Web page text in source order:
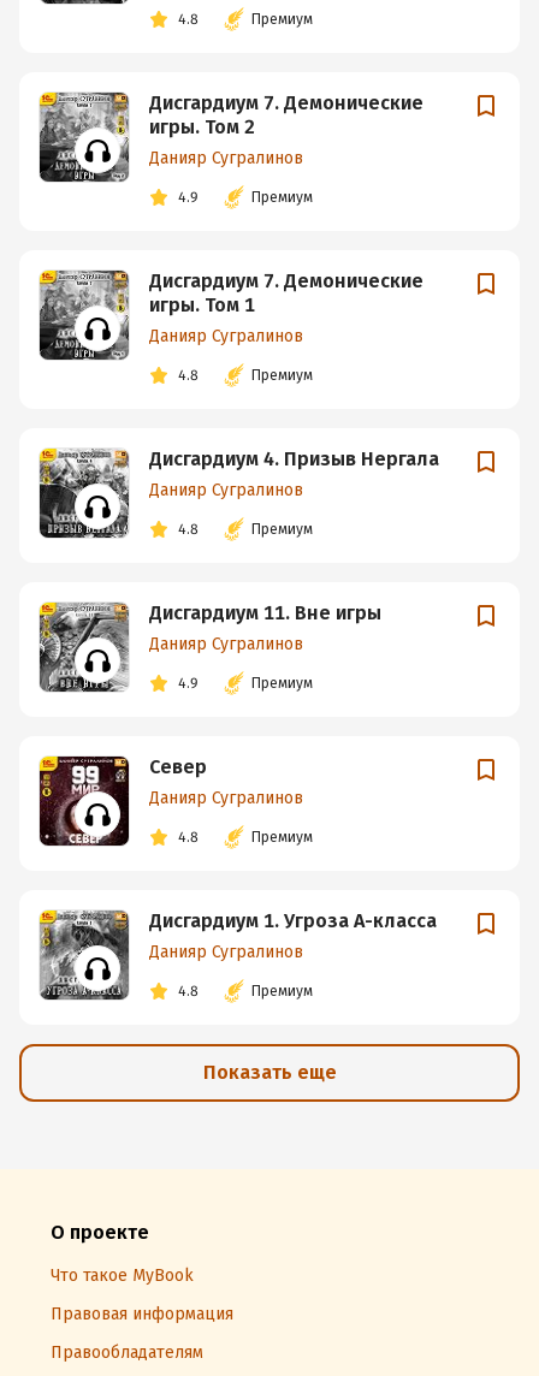
4.8 Премиум
Дисгардиум 7. Демонические
игры. Том 2
Данияр Сугралинов
4.9 Премиум
Дисгардиум 7. Демонические
игры. Том 1
Данияр Сугралинов
4.8 Премиум
Дисгардиум 4. Призыв Нергала
Данияр Сугралинов
4.8 Премиум
Дисгардиум 11. Вне игры
Данияр Сугралинов
4.9 Премиум
Север
Данияр Сугралинов
4.8 Премиум
Дисгардиум 1. Угроза А-класса
Данияр Сугралинов
4.8 Премиум
Показать еще
О проекте
Что такое MyBook
Правовая информация
Правообладателям